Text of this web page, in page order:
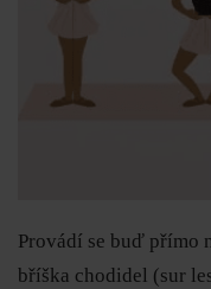
Provádí se buď přímo
bříška chodidel (sur